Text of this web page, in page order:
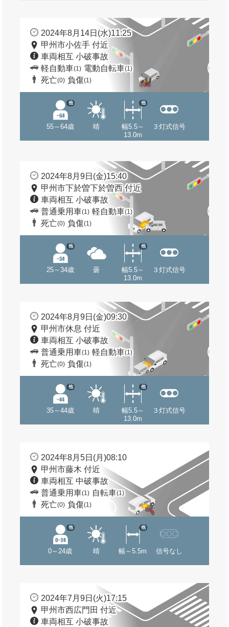
2024年8月14日(水)11:25
甲州市小佐手 付近
車両相互 小破事故
軽自動車(1) 電動自転車(1)
死亡(0) 負傷(1)
55～64歳
他
晴
幅5.5～
13.0m
他
３灯式信号
2024年8月9日(金)15:40
甲州市下於曽下於曽西 付近
車両相互 小破事故
普通乗用車(1) 軽自動車(1)
死亡(0) 負傷(1)
25～34歳
他
曇
幅5.5～
13.0m
他
３灯式信号
2024年8月9日(金)09:30
甲州市休息 付近
車両相互 小破事故
普通乗用車(1) 軽自動車(1)
死亡(0) 負傷(1)
35～44歳
他
晴
幅5.5～
13.0m
他
３灯式信号
2024年8月5日(月)08:10
甲州市藤木 付近
車両相互 中破事故
普通乗用車(1) 自転車(1)
死亡(0) 負傷(1)
0～24歳
他
晴 幅～5.5m
他
信号なし
2024年7月9日(火)17:15
甲州市西広門田 付近
車両相互 小破事故